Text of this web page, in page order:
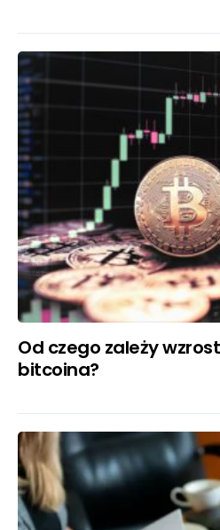
Od czego zależy
bitcoina?